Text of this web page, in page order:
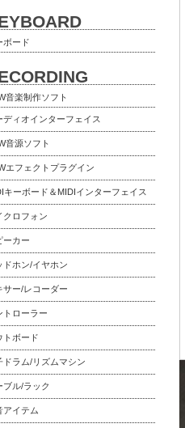
ボード
音楽制作ソフト
ディオインターフェイス
音源ソフト
エフェクトプラグイン
キーボード＆MIDIインターフェイス
クロフォン
ーカー
ドホン/イヤホン
サー/レコーダー
トローラー
トボード
ドラム/リズムマシン
ブル/ラック
アイテム